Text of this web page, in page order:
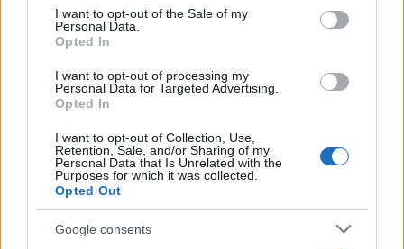
consent section.
I want to opt-out of the Sale of my
Personal Data.
Opted In
I want to opt-out of processing my
Personal Data for Targeted Advertising.
Opted In
I want to opt-out of Collection, Use,
Retention, Sale, and/or Sharing of my
Personal Data that Is Unrelated with the
Purposes for which it was collected.
Opted Out
Google consents
Continua a leggere
LIFESTYLE